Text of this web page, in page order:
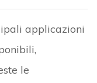
applicazioni
le